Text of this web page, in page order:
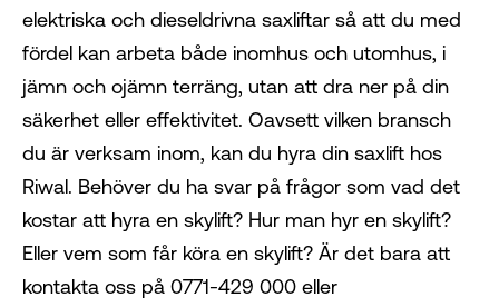
elektriska och dieseldrivna saxliftar så att du med
fördel kan arbeta både inomhus och utomhus, i
jämn och ojämn terräng, utan att dra ner på din
säkerhet eller effektivitet. Oavsett vilken bransch
du är verksam inom, kan du hyra din saxlift hos
Riwal. Behöver du ha svar på frågor som vad det
kostar att hyra en skylift? Hur man hyr en skylift?
Eller vem som får köra en skylift? Är det bara att
kontakta oss på 0771-429 000 eller